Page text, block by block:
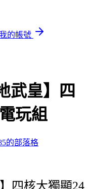
的帳號
武皇】四
玩組
的部落格
四核大獨顯24